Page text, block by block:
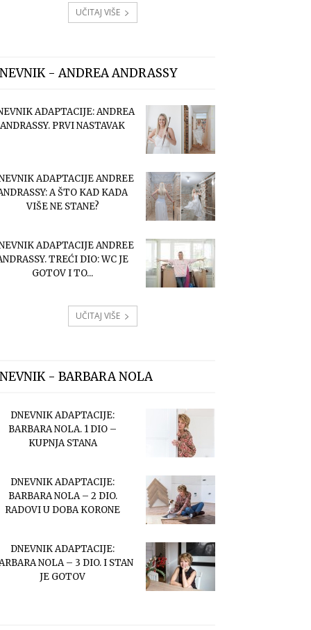
UČITAJ VIŠE
- ANDREA ANDRASSY
ADAPTACIJE: ANDREA
ANDRASSY. PRVI NASTAVAK
ADAPTACIJE ANDREE
A ŠTO KAD KADA
VIŠE NE STANE?
ADAPTACIJE ANDREE
TREĆI DIO: WC JE
GOTOV I TO...
UČITAJ VIŠE
- BARBARA NOLA
DNEVNIK ADAPTACIJE:
BARBARA NOLA. 1 DIO –
KUPNJA STANA
DNEVNIK ADAPTACIJE:
BARBARA NOLA – 2 DIO.
RADOVI U DOBA KORONE
DNEVNIK ADAPTACIJE:
NOLA – 3 DIO. I STAN
JE GOTOV